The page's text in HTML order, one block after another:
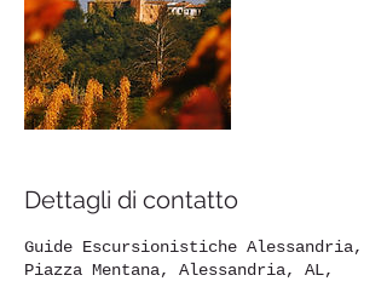
Dettagli di contatto
Guide Escursionistiche Alessandria,
Piazza Mentana, Alessandria, AL,